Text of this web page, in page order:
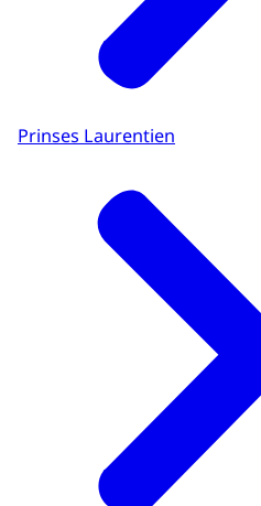
Prinses Laurentien